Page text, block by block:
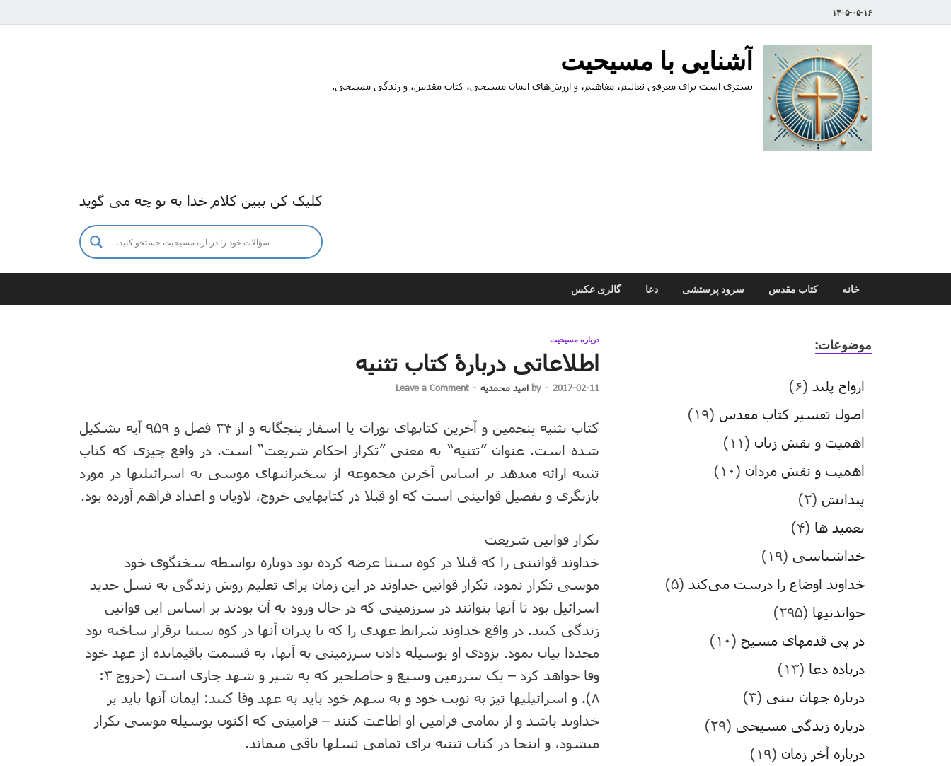
۱۴۰۵-۰۵-۱۶
آشنایی با مسیحیت
بستری است برای معرفی تعالیم، مفاهیم، و ارزش‌های ایمان مسیحی، کتاب مقدس، و زندگی مسیحی.
کلیک کن ببین کلام خدا به تو چه می گوید
خانه کتاب مقدس سرود پرستشی دعا گالری عکس
درباره مسیحیت
اطلاعاتی دربارۀ کتاب تثنیه
2017-02-11
-
by امید محمدیه -
Leave a Comment
کتاب تثنیه پنجمین و آخرین کتابهای تورات یا اسفار پنجگانه و از ۳۴ فصل و ۹۵۹ آیه تشکیل
شده است. عنوان ”تثنیه“ به معنی ”تکرار احکام شریعت“ است. در واقع چیزی که کتاب
تثنیه ارائه میدهد بر اساس آخرین مجموعه از سخنرانیهای موسی به اسرائیلیها در مورد
بازنگری و تفصیل قوانینی است که او قبلا در کتابهایی خروج، لاویان و اعداد فراهم آورده بود.
تکرار قوانین شریعت
خداوند قوانینی را که قبلا در کوه سینا عرضه کرده بود دوباره بواسطه سخنگوی خود
موسی تکرار نمود، تکرار قوانین خداوند در این زمان برای تعلیم روش زندگی به نسل جدید
اسرائیل بود تا آنها بتوانند در سرزمینی که در حال ورود به آن بودند بر اساس این قوانین
زندگی کنند. در واقع خداوند شرایط عهدی را که با پدران آنها در کوه سینا برقرار ساخته بود
مجددا بیان نمود. بزودی او بوسیله دادن سرزمینی به آنها، به قسمت باقیمانده از عهد خود
وفا خواهد کرد – یک سرزمین وسیع و حاصلخیز که به شیر و شهد جاری است (خروج ۳:
۸). و اسرائیلیها تیز به نوبت خود و به سهم خود باید به عهد وفا کنند: ایمان آنها باید بر
خداوند باشد و از تمامی فرامین او اطاعت کنند – فرامینی که اکنون بوسیله موسی تکرار
میشود، و اینجا در کتاب تثنیه برای تمامی نسلها باقی میماند.
موضوعات:
ارواح پلید (۶)
اصول تفسیر کتاب مقدس (۱۹)
اهمیت و نقش زنان (۱۱)
اهمیت و نقش مردان (۱۰)
پیدایش (۲)
تعمید ها (۴)
خداشناسی (۱۹)
خداوند اوضاع را درست می‌کند (۵)
خواندنیها (۲۹۵)
در پی قدمهای مسیح (۱۰)
درباده دعا (۱۳)
درباره جهان بینی (۳)
درباره زندگی مسیحی (۲۹)
درباره آخر زمان (۱۹)